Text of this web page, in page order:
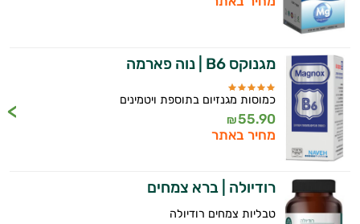
מגנוקס B6 | נוה פארמה
כמוסות מגנזיום בתוספת ויטמינים
55.90
₪
מחיר באתר
רודיולה | ברא צמחים
טבליות צמחים רודיולה